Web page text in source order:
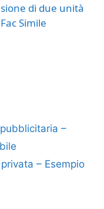
di due unità
Simile
–
– Esempio